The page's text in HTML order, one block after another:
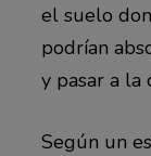
el suelo
podrían
y pasar a la
Según un